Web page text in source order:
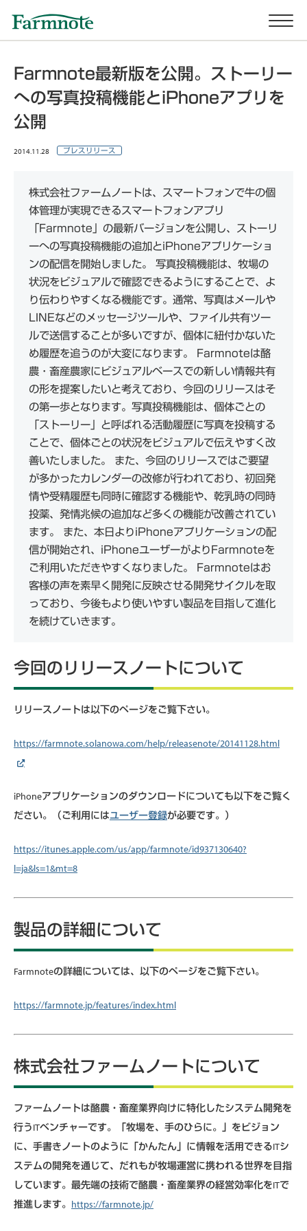
Farmnote最新版を公開。ストーリー
への写真投稿機能とiPhoneアプリを
公開
2014.11.28 プレスリリース
株式会社ファームノートは、スマートフォンで牛の個
体管理が実現できるスマートフォンアプリ
「Farmnote」の最新バージョンを公開し、ストーリ
ーへの写真投稿機能の追加とiPhoneアプリケーショ
ンの配信を開始しました。 写真投稿機能は、牧場の
状況をビジュアルで確認できるようにすることで、よ
り伝わりやすくなる機能です。通常、写真はメールや
LINEなどのメッセージツールや、ファイル共有ツー
ルで送信することが多いですが、個体に紐付かないた
め履歴を追うのが大変になります。 Farmnoteは酪
農・畜産農家にビジュアルベースでの新しい情報共有
の形を提案したいと考えており、今回のリリースはそ
の第一歩となります。写真投稿機能は、個体ごとの
「ストーリー」と呼ばれる活動履歴に写真を投稿する
ことで、個体ごとの状況をビジュアルで伝えやすく改
善いたしました。 また、今回のリリースではご要望
が多かったカレンダーの改修が行われており、初回発
情や受精履歴も同時に確認する機能や、乾乳時の同時
投薬、発情兆候の追加など多くの機能が改善されてい
ます。 また、本日よりiPhoneアプリケーションの配
信が開始され、iPhoneユーザーがよりFarmnoteを
ご利用いただきやすくなりました。 Farmnoteはお
客様の声を素早く開発に反映させる開発サイクルを取
っており、今後もより使いやすい製品を目指して進化
を続けていきます。
今回のリリースノートについて
リリースノートは以下のページをご覧下さい。
https://farmnote.solanowa.com/help/releasenote/20141128.html
iPhoneアプリケーションのダウンロードについても以下をご覧く
ださい。（ご利用にはユーザー登録が必要です。）
https://itunes.apple.com/us/app/farmnote/id937130640?
l=ja&ls=1&mt=8
製品の詳細について
Farmnoteの詳細については、以下のページをご覧下さい。
https://farmnote.jp/features/index.html
株式会社ファームノートについて
ファームノートは酪農・畜産業界向けに特化したシステム開発を
行うITベンチャーです。「牧場を、手のひらに。」をビジョン
に、手書きノートのように「かんたん」に情報を活用できるITシ
ステムの開発を通じて、だれもが牧場運営に携われる世界を目指
しています。最先端の技術で酪農・畜産業界の経営効率化をITで
推進します。 https://farmnote.jp/